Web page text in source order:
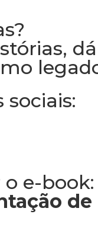
e-book:
de